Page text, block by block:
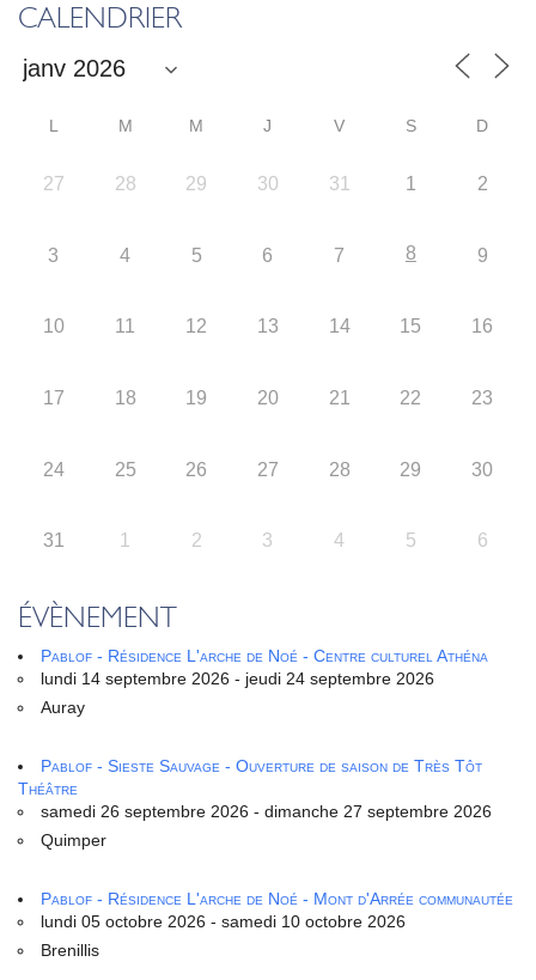
CALENDRIER
L M M J V S D
27 28 29 30 31 1 2
3 4 5 6 7 8 9
10 11 12 13 14 15 16
17 18 19 20 21 22 23
24 25 26 27 28 29 30
31 1 2 3 4 5 6
ÉVÈNEMENT
Pablof - Résidence L'arche de Noé - Centre culturel Athéna
lundi 14 septembre 2026 - jeudi 24 septembre 2026
Auray
Pablof - Sieste Sauvage - Ouverture de saison de Très Tôt
Théâtre
samedi 26 septembre 2026 - dimanche 27 septembre 2026
Quimper
Pablof - Résidence L'arche de Noé - Mont d'Arrée communautée
lundi 05 octobre 2026 - samedi 10 octobre 2026
Brenillis